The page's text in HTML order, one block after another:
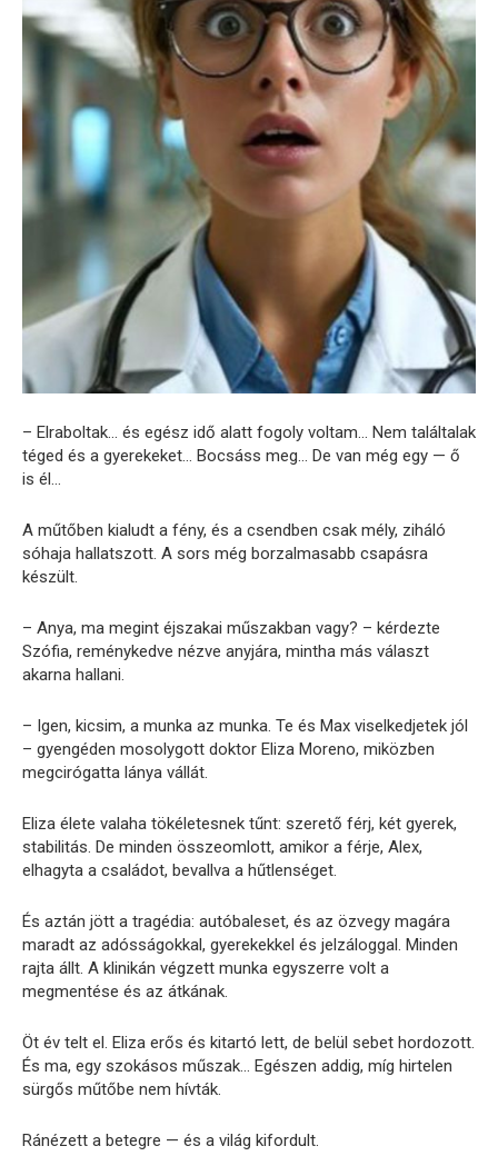
– Elraboltak… és egész idő alatt fogoly voltam… Nem találtalak
téged és a gyerekeket… Bocsáss meg… De van még egy — ő
is él…
A műtőben kialudt a fény, és a csendben csak mély, ziháló
sóhaja hallatszott. A sors még borzalmasabb csapásra
készült.
– Anya, ma megint éjszakai műszakban vagy? – kérdezte
Szófia, reménykedve nézve anyjára, mintha más választ
akarna hallani.
– Igen, kicsim, a munka az munka. Te és Max viselkedjetek jól
– gyengéden mosolygott doktor Eliza Moreno, miközben
megcirógatta lánya vállát.
Eliza élete valaha tökéletesnek tűnt: szerető férj, két gyerek,
stabilitás. De minden összeomlott, amikor a férje, Alex,
elhagyta a családot, bevallva a hűtlenséget.
És aztán jött a tragédia: autóbaleset, és az özvegy magára
maradt az adósságokkal, gyerekekkel és jelzáloggal. Minden
rajta állt. A klinikán végzett munka egyszerre volt a
megmentése és az átkának.
Öt év telt el. Eliza erős és kitartó lett, de belül sebet hordozott.
És ma, egy szokásos műszak… Egészen addig, míg hirtelen
sürgős műtőbe nem hívták.
Ránézett a betegre — és a világ kifordult.